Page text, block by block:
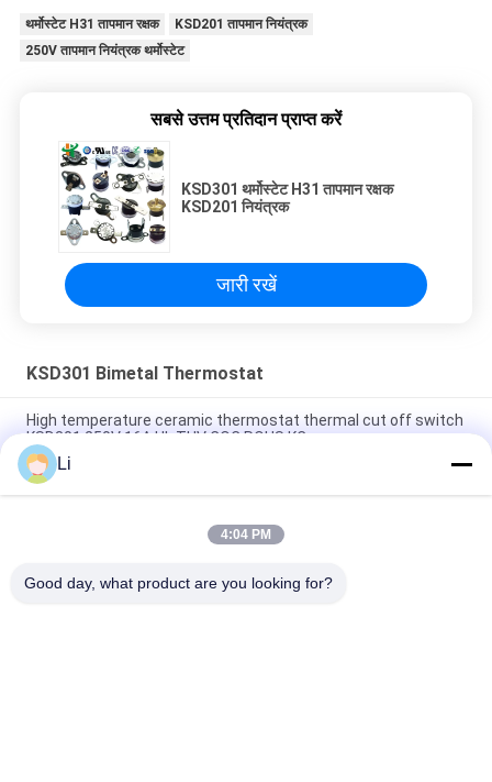
थर्मोस्टेट H31 तापमान रक्षक
KSD201 तापमान नियंत्रक
250V तापमान नियंत्रक थर्मोस्टेट
सबसे उत्तम प्रतिदान प्राप्त करें
KSD301 थर्मोस्टेट H31 तापमान रक्षक
KSD201 नियंत्रक
जारी रखें
KSD301 Bimetal Thermostat
High temperature ceramic thermostat thermal cut off switch
KSD301 250V 16A UL TUV CQC ROHS KC
Bimetal Disc Snap Action Thermostats, low temperature
limited control switch H31 250V 10 13C
Snap Action Type KSD301 Bimetal Thermostat AC 125V 250V
Li
4:04 PM
Good day, what product are you looking for?